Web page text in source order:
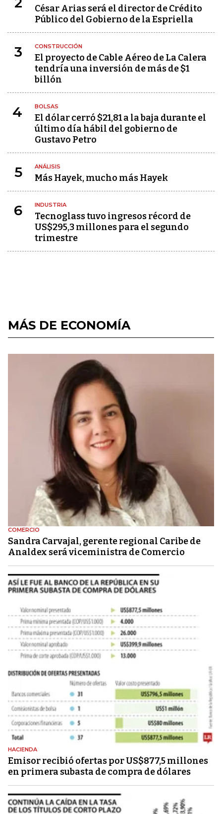
César Arias será el director de Crédito
Público del Gobierno de la Espriella
3 CONSTRUCCIÓN
El proyecto de Cable Aéreo de La Calera
tendría una inversión de más de $1
billón
4 BOLSAS
El dólar cerró $21,81 a la baja durante el
último día hábil del gobierno de
Gustavo Petro
5 ANÁLISIS
Más Hayek, mucho más Hayek
6 INDUSTRIA
Tecnoglass tuvo ingresos récord de
US$295,3 millones para el segundo
trimestre
MÁS DE ECONOMÍA
COMERCIO
Sandra Carvajal, gerente regional Caribe de
Analdex será viceministra de Comercio
HACIENDA
Emisor recibió ofertas por US$877,5 millones
en primera subasta de compra de dólares